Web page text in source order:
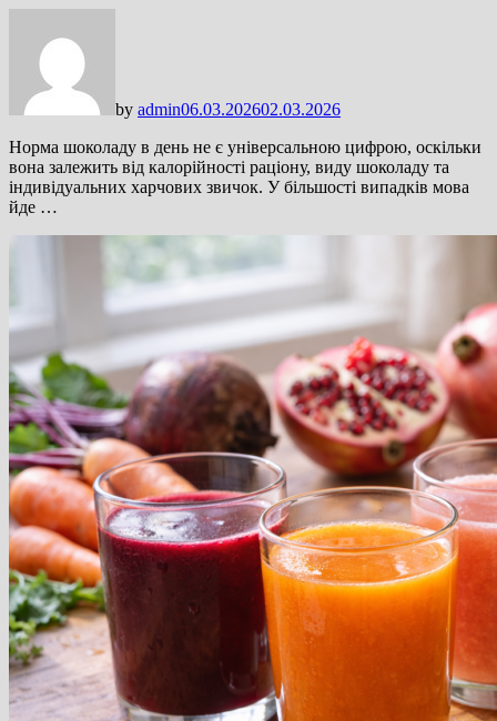
by admin06.03.202602.03.2026
Норма шоколаду в день не є універсальною цифрою, оскільки
вона залежить від калорійності раціону, виду шоколаду та
індивідуальних харчових звичок. У більшості випадків мова
йде …